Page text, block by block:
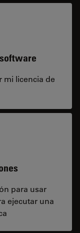
mi licencia de
para usar
ejecutar una